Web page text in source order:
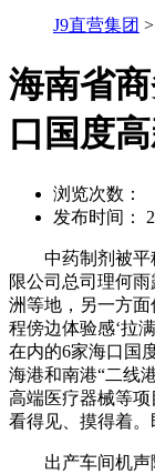
J9直营集团 >
海南省
口国度
浏览次数：
发布时间：
中药制剂被平
限公司总司理何
洲等地，另一方
程傍边体验感‘拉
在内的6家海口国
海港和南港“二线
高端医疗器械等
看得见、摸得着。
出产车间机声隆